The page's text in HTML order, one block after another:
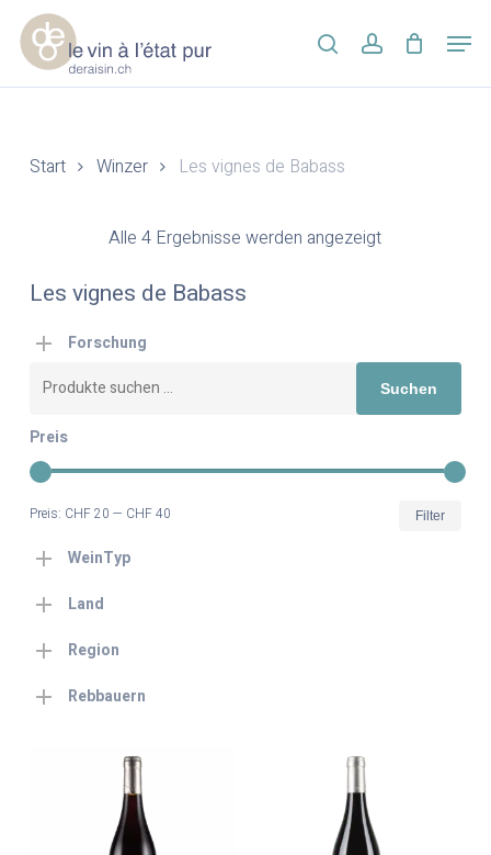
Skip
main
content
searchaccount
Les vignes de Babass
Alle 4 Ergebnisse werden angezeigt
Start Winzer Les vignes de Babass
Forschung
Suchen
nach:
Suchen
Preis
Filter
Preis: CHF 20 — CHF 40
WeinTyp
Land
Region
Rebbauern
Menu